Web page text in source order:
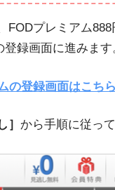
FODプレミアム888
録画面に進みます
の登録画面はこちら
］ から手順に従っ